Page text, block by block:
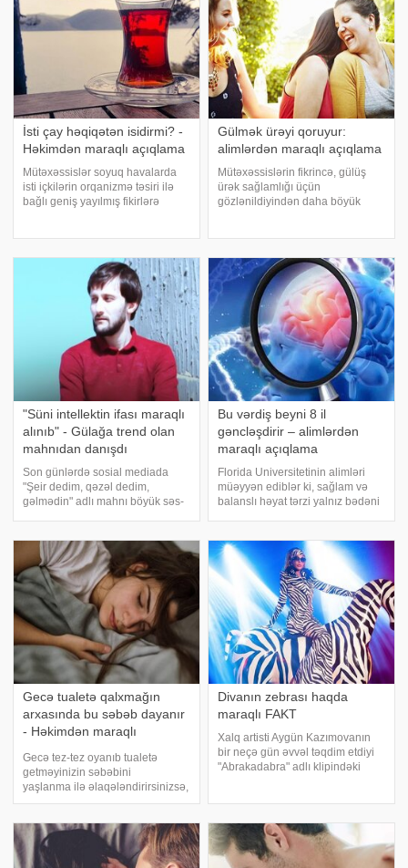
İsti çay həqiqətən isidirmi? -
Həkimdən maraqlı açıqlama
Mütəxəssislər soyuq havalarda
isti içkilərin orqanizmə təsiri ilə
bağlı geniş yayılmış fikirlərə
kakao və bulyon kimi isti içkilər
Gülmək ürəyi qoruyur:
alimlərdən maraqlı açıqlama
Mütəxəssislərin fikrincə, gülüş
ürək sağlamlığı üçün
gözlənildiyindən daha böyük
ürək-damar xəstəlikləri riskinin
azalmasın
"Süni intellektin ifası maraqlı
alınıb" - Gülağa trend olan
mahnıdan danışdı
Son günlərdə sosial mediada
"Şeir dedim, qəzəl dedim,
gəlmədin" adlı mahnı böyük səs-
hazırlandığı məlum olub. 8 il öncə
Gülağa Ağayev və Balabəy
Ağayevi
Bu vərdiş beyni 8 il
gəncləşdirir – alimlərdən
maraqlı açıqlama
Florida Universitetinin alimləri
müəyyən ediblər ki, sağlam və
balanslı həyat tərzi yalnız bədəni
nəticələri "Brain
Communications" jurnalında dər
Gecə tualetə qalxmağın
arxasında bu səbəb dayanır
- Həkimdən maraqlı
Gecə tez-tez oyanıb tualetə
getməyinizin səbəbini
yaşlanma ilə əlaqələndirirsinizsə,
bu sizi təəccübləndirə bilər. ABŞ-
görə, bu vəziyyət çox vaxt
nəfəsalma problemləri ilə
bağlıdır. xəbər veri
Divanın zebrası haqda
maraqlı FAKT
Xalq artisti Aygün Kazımovanın
bir neçə gün əvvəl təqdim etdiyi
"Abrakadabra" adlı klipindəki
ulduzun zebrası ilə bağl